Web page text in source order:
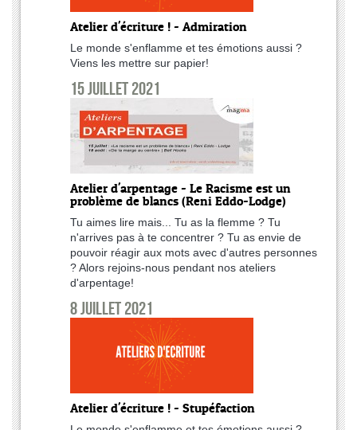
Atelier d'écriture ! - Admiration
Le monde s'enflamme et tes émotions aussi ?
Viens les mettre sur papier!
15 juillet 2021
Atelier d'arpentage - Le Racisme est un
problème de blancs (Reni Eddo-Lodge)
Tu aimes lire mais... Tu as la flemme ? Tu
n'arrives pas à te concentrer ? Tu as envie de
pouvoir réagir aux mots avec d'autres personnes
? Alors rejoins-nous pendant nos ateliers
d'arpentage!
8 juillet 2021
Atelier d'écriture ! - Stupéfaction